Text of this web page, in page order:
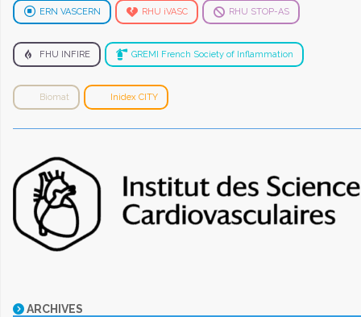
ERN VASCERN RHU iVASC RHU STOP-AS
FHU INFIRE GREMI French Society of Inflammation
Biomat Inidex CITY
ARCHIVES